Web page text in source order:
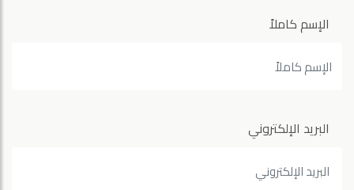
الإسم كاملاً
البريد الإلكتروني